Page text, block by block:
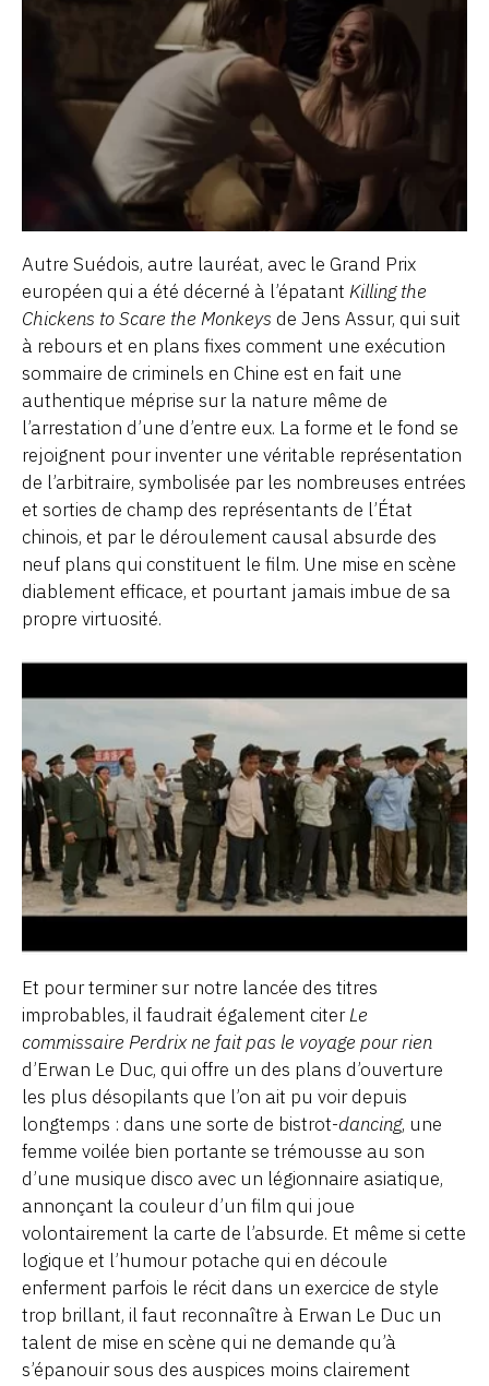
Autre Suédois, autre lauréat, avec le Grand Prix
européen qui a été décerné à l’épatant Killing the
Chickens to Scare the Monkeys de Jens Assur, qui suit
à rebours et en plans fixes comment une exécution
sommaire de criminels en Chine est en fait une
authentique méprise sur la nature même de
l’arrestation d’une d’entre eux. La forme et le fond se
rejoignent pour inventer une véritable représentation
de l’arbitraire, symbolisée par les nombreuses entrées
et sorties de champ des représentants de l’État
chinois, et par le déroulement causal absurde des
neuf plans qui constituent le film. Une mise en scène
diablement efficace, et pourtant jamais imbue de sa
propre virtuosité.
Et pour terminer sur notre lancée des titres
improbables, il faudrait également citerLe
commissaire Perdrix ne fait pas le voyage pour rien
d’Erwan Le Duc, qui offre un des plans d’ouverture
les plus désopilants que l’on ait pu voir depuis
longtemps : dans une sorte de bistrot-dancing, une
femme voilée bien portante se trémousse au son
d’une musique disco avec un légionnaire asiatique,
annonçant la couleur d’un film qui joue
volontairement la carte de l’absurde. Et même si cette
logique et l’humour potache qui en découle
enferment parfois le récit dans un exercice de style
trop brillant, il faut reconnaître à Erwan Le Duc un
talent de mise en scène qui ne demande qu’à
s’épanouir sous des auspices moins clairement